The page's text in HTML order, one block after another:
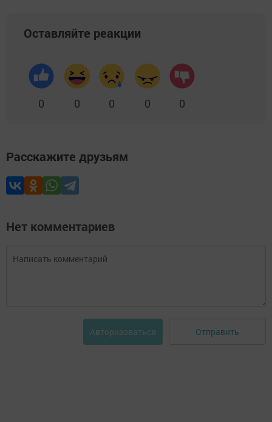
Оставляйте реакции
0 0 0 0 0
Расскажите друзьям
Нет комментариев
Авторизоваться Отправить